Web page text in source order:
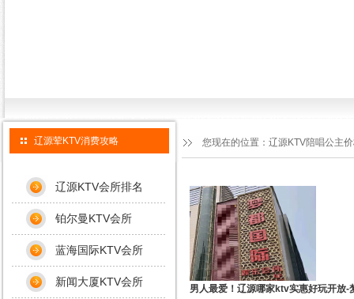
男人最爱！辽源哪家ktv实惠好玩开放-
您现在的位置： 辽源KTV陪唱公主
辽源荤KTV消费攻略
辽源KTV会所排名
铂尔曼KTV会所
蓝海国际KTV会所
新闻大厦KTV会所